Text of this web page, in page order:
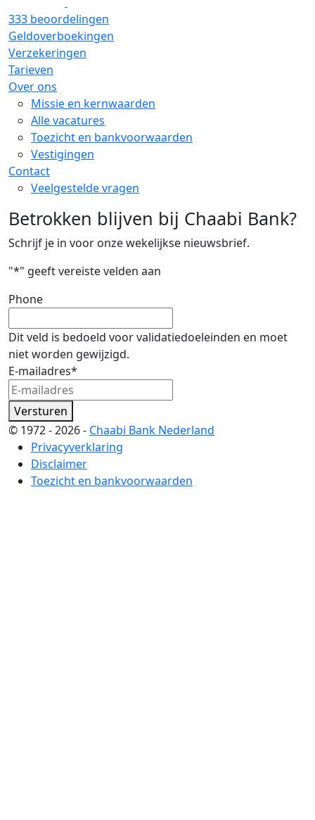
333 beoordelingen
Geldoverboekingen
Verzekeringen
Tarieven
Over ons
Missie en kernwaarden
Alle vacatures
Toezicht en bankvoorwaarden
Vestigingen
Contact
Veelgestelde vragen
Betrokken blijven bij Chaabi Bank?
Schrijf je in voor onze wekelijkse nieuwsbrief.
"*" geeft vereiste velden aan
Phone
Dit veld is bedoeld voor validatiedoeleinden en moet
niet worden gewijzigd.
E-mailadres*
Versturen
© 1972 - 2026 - Chaabi Bank Nederland
Privacyverklaring
Disclaimer
Toezicht en bankvoorwaarden